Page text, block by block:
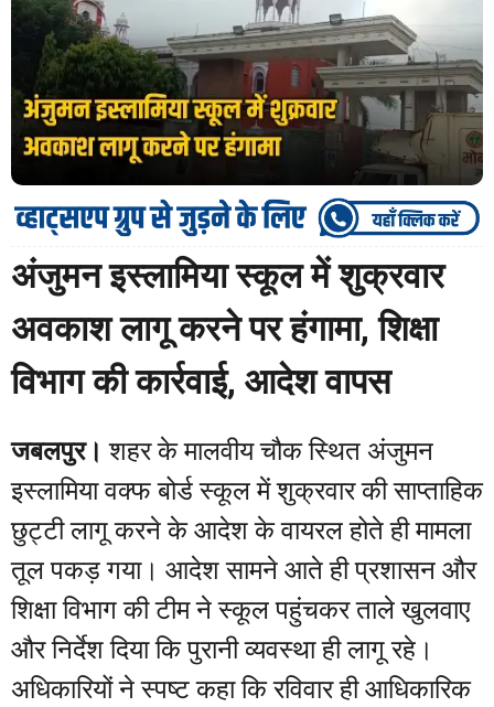
अंजुमन इस्लामिया स्कूल में शुक्रवार
अवकाश लागू करने पर हंगामा, शिक्षा
विभाग की कार्रवाई, आदेश वापस
जबलपुर। शहर के मालवीय चौक स्थित अंजुमन
इस्लामिया वक्फ बोर्ड स्कूल में शुक्रवार की साप्ताहिक
छुट्टी लागू करने के आदेश के वायरल होते ही मामला
तूल पकड़ गया। आदेश सामने आते ही प्रशासन और
शिक्षा विभाग की टीम ने स्कूल पहुंचकर ताले खुलवाए
और निर्देश दिया कि पुरानी व्यवस्था ही लागू रहे।
अधिकारियों ने स्पष्ट कहा कि रविवार ही आधिकारिक